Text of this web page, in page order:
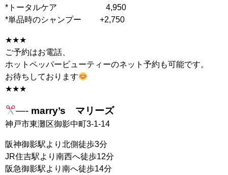
*トータルケア 4,950
*単品時のシャンプー +2,750
★★★
ご予約はお電話、
ホットペッパービューティーのネット予約も可能です。
お待ちしております
★★★
—- marry’s マリーズ
神戸市東灘区御影中町3-1-14⠀
阪神御影駅より北側徒歩3分
JR住吉駅より南西へ徒歩12分
阪急御影駅より南へ徒歩14分⠀